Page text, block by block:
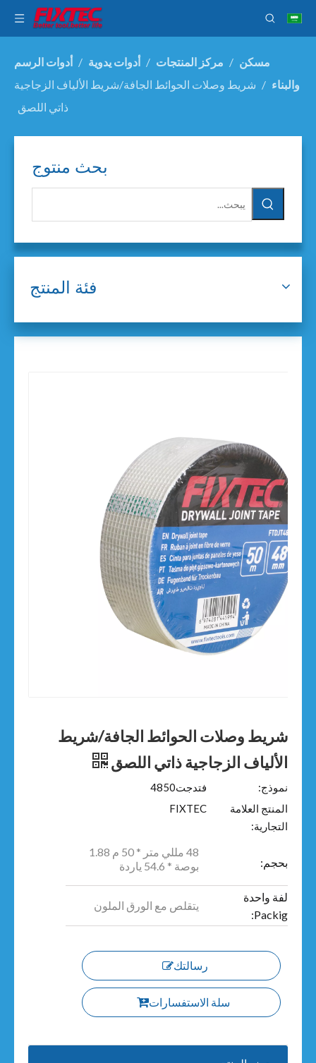
مسكن / مركز المنتجات / أدوات يدوية / أدوات الرسم
والبناء / شريط وصلات الحوائط الجافة/شريط الألياف الزجاجية
ذاتي اللصق
بحث منتوج
فئة المنتج
شريط وصلات الحوائط الجافة/شريط
الألياف الزجاجية ذاتي اللصق
نموذج:
فتدجت4850
المنتج العلامة
التجارية:
FIXTEC
بحجم:
48 مللي متر * 50 م 1.88
بوصة * 54.6 ياردة
لفة واحدة
Packig:
يتقلص مع الورق الملون
رسالتك
سلة الاستفسارات